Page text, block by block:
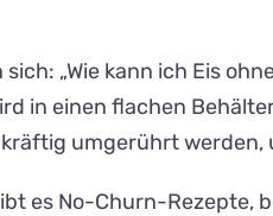
sich: „Wie kann ich Eis
in einen flachen
umgerührt werden,
es No-Churn-Rezepte,